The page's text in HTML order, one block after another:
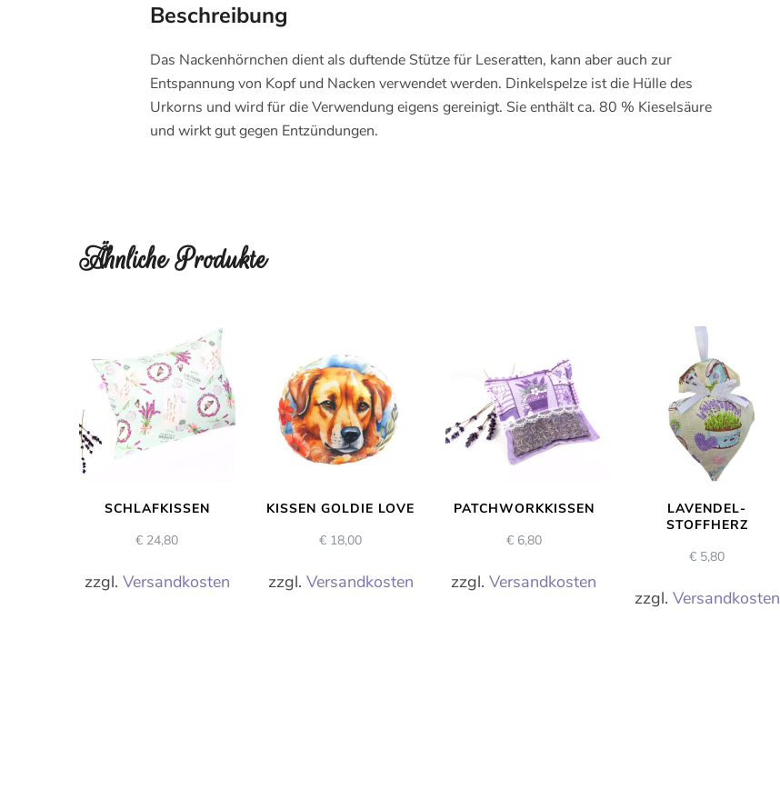
Beschreibung
Das Nackenhörnchen dient als duftende Stütze für Leseratten, kann aber auch zur
Entspannung von Kopf und Nacken verwendet werden. Dinkelspelze ist die Hülle des
Urkorns und wird für die Verwendung eigens gereinigt. Sie enthält ca. 80 % Kieselsäure
und wirkt gut gegen Entzündungen.
Ähnliche Produkte
SCHLAFKISSEN
€ 24,80
zzgl. Versandkosten
KISSEN GOLDIE LOVE
€ 18,00
zzgl. Versandkosten
PATCHWORKKISSEN
€6,80
zzgl.Versandkosten
LAVENDEL-
STOFFHERZ
€ 5,80
zzgl. Versandkosten